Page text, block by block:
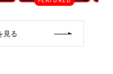
見る